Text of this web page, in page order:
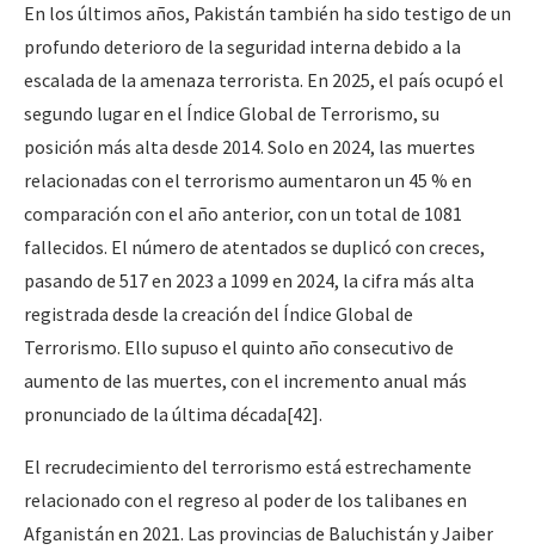
En los últimos años, Pakistán también ha sido testigo de un
profundo deterioro de la seguridad interna debido a la
escalada de la amenaza terrorista. En 2025, el país ocupó el
segundo lugar en el Índice Global de Terrorismo, su
posición más alta desde 2014. Solo en 2024, las muertes
relacionadas con el terrorismo aumentaron un 45 % en
comparación con el año anterior, con un total de 1081
fallecidos. El número de atentados se duplicó con creces,
pasando de 517 en 2023 a 1099 en 2024, la cifra más alta
registrada desde la creación del Índice Global de
Terrorismo. Ello supuso el quinto año consecutivo de
aumento de las muertes, con el incremento anual más
pronunciado de la última década[42].
El recrudecimiento del terrorismo está estrechamente
relacionado con el regreso al poder de los talibanes en
Afganistán en 2021. Las provincias de Baluchistán y Jaiber